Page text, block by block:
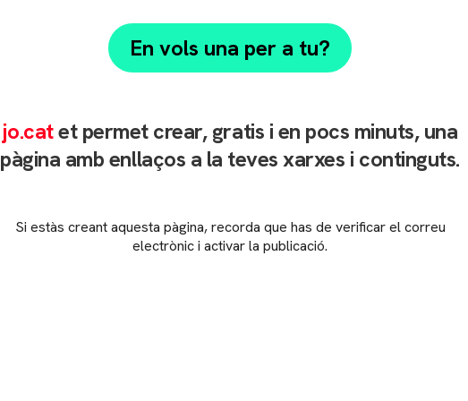
En vols una per a tu?
jo.catet permet crear, gratis i en pocs minuts, una
pàgina amb enllaços a la teves xarxes i continguts.
Si estàs creant aquesta pàgina, recorda que has de verificar el correu
electrònic i activar la publicació.